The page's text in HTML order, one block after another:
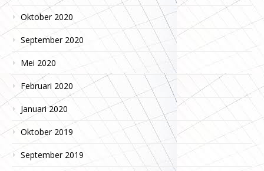
Oktober 2020
September 2020
Mei 2020
Februari 2020
Januari 2020
Oktober 2019
September 2019